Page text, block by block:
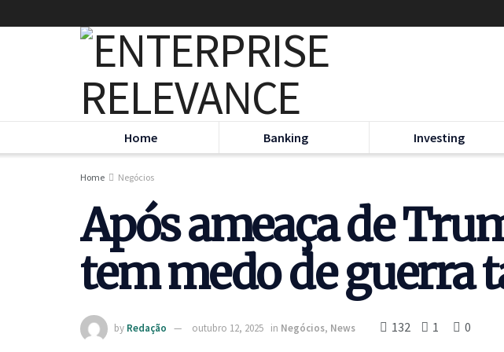
Home Banking Investing
Home Negócios
Após ameaça de
tem medo de guerra
by Redação outubro 12, 2025 in Negócios, News 132 1 0